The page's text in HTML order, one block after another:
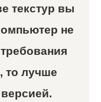
текстур вы
не
то лучше